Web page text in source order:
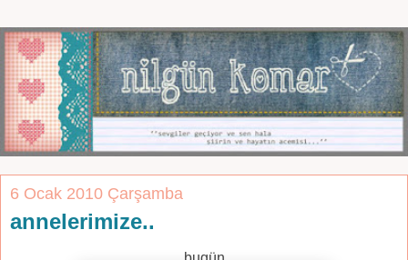
6 Ocak 2010 Çarşamba
annelerimize..